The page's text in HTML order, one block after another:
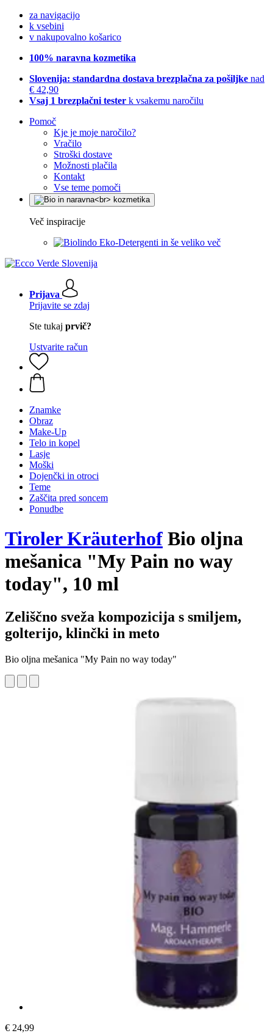
za navigacijo
k vsebini
v nakupovalno košarico
100% naravna kozmetika
Slovenija: standardna dostava brezplačna za pošiljke nad
€ 42,90
Vsaj 1 brezplačni tester k vsakemu naročilu
Pomoč
Kje je moje naročilo?
Vračilo
Stroški dostave
Možnosti plačila
Kontakt
Vse teme pomoči
Več inspiracije
Eko-Detergenti in še veliko več
Prijava
Prijavite se zdaj
Ste tukaj prvič?
Ustvarite račun
Znamke
Obraz
Make-Up
Telo in kopel
Lasje
Moški
Dojenčki in otroci
Teme
Zaščita pred soncem
Ponudbe
Tiroler Kräuterhof Bio oljna
mešanica "My Pain no way
today", 10 ml
Zeliščno sveža kompozicija s smiljem,
golterijo, klinčki in meto
Bio oljna mešanica "My Pain no way today"
€ 24,99